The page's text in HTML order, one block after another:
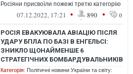
Росіяни присвоїли пожежі третю категорію
складності, для її гасіння зал...
07.12.2022, 17:21 • 890 • 0
РОСІЯ ЕВАКУЮВАЛА АВІАЦІЮ ПІСЛЯ
УДАРУ БПЛА ПО БАЗІ В ЕНГЕЛЬСІ:
ЗНИКЛО ЩОНАЙМЕНШЕ 6
СТРАТЕГІЧНИХ БОМБАРДУВАЛЬНИКІВ
Категорія: Політичні новини України та світу: